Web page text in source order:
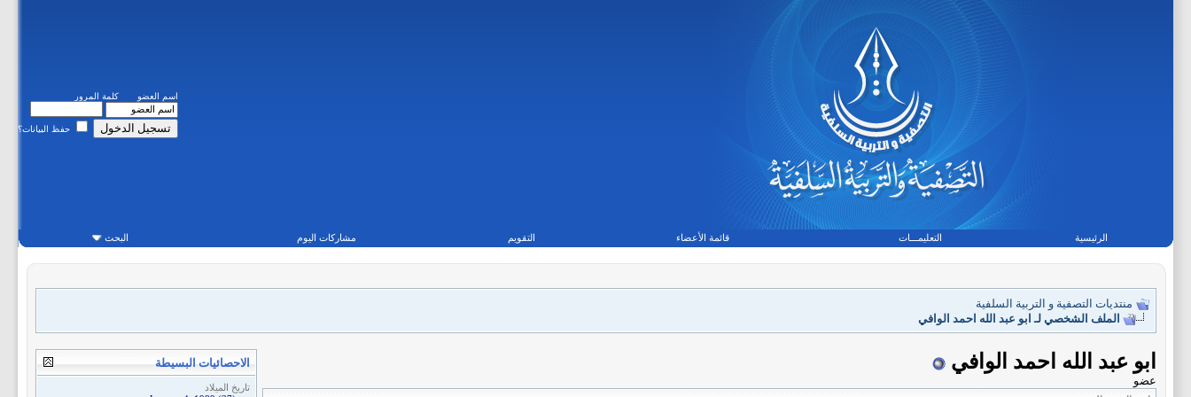
اسم العضو كلمة المرور
حفظ البيانات؟
الرئيسية التعليمـــات قائمة الأعضاء التقويم مشاركات اليوم البحث
منتديات التصفية و التربية السلفية
الملف الشخصي لـ ابو عبد الله احمد الوافي
ابو عبد الله احمد الوافي
عضو
الاحصائيات البسيطة
تاريخ الميلاد